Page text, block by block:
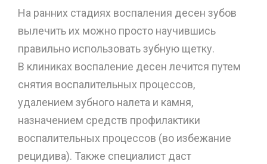
На ранних стадиях воспаления десен зубов
вылечить их можно просто научившись
правильно использовать зубную щетку.
В клиниках воспаление десен лечится путем
снятия воспалительных процессов,
удалением зубного налета и камня,
назначением средств профилактики
воспалительных процессов (во избежание
рецидива). Также специалист даст